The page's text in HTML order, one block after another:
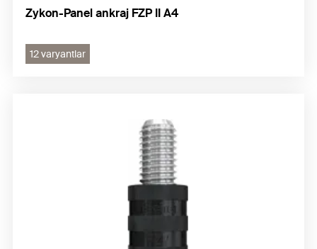
Zykon-Panel ankraj FZP II A4
12 varyantlar